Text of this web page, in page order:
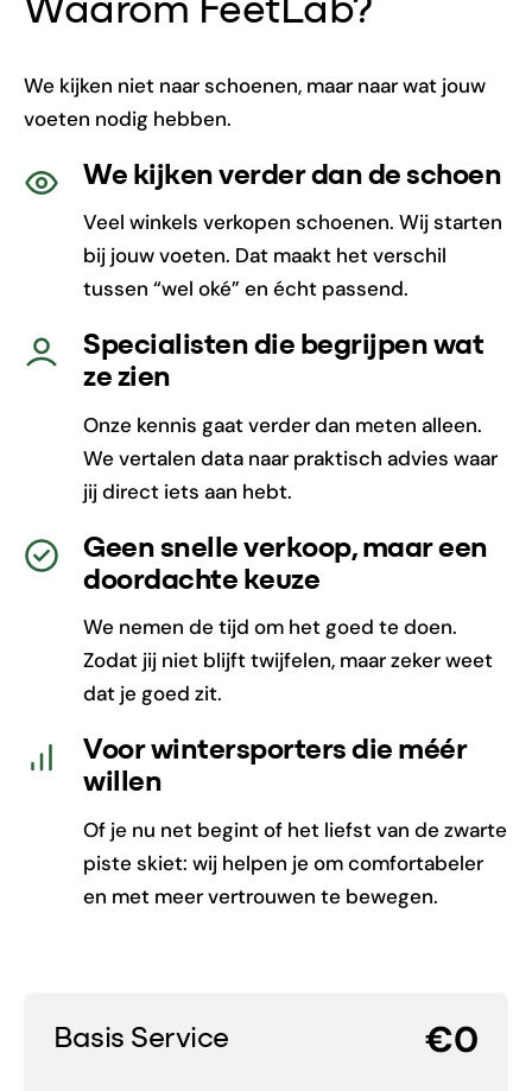
Waarom FeetLab?
We kijken niet naar schoenen, maar naar wat jouw
voeten nodig hebben.
We kijken verder dan de schoen
Veel winkels verkopen schoenen. Wij starten
bij jouw voeten. Dat maakt het verschil
tussen “wel oké” en écht passend.
Specialisten die begrijpen wat
ze zien
Onze kennis gaat verder dan meten alleen.
We vertalen data naar praktisch advies waar
jij direct iets aan hebt.
Geen snelle verkoop, maar een
doordachte keuze
We nemen de tijd om het goed te doen.
Zodat jij niet blijft twijfelen, maar zeker weet
dat je goed zit.
Voor wintersporters die méér
willen
Of je nu net begint of het liefst van de zwarte
piste skiet: wij helpen je om comfortabeler
en met meer vertrouwen te bewegen.
Basis Service €0